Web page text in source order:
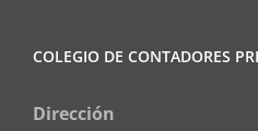
COLEGIO DE CONTADORES
Dirección